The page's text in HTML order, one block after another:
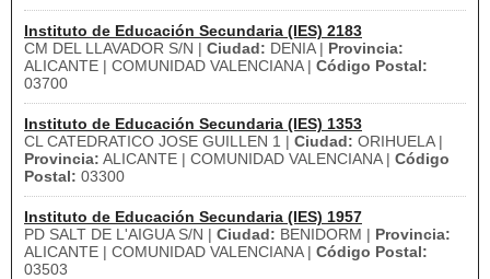
Instituto de Educación Secundaria (IES) 2183
CM DEL LLAVADOR S/N | Ciudad: DENIA | Provincia:
ALICANTE | COMUNIDAD VALENCIANA | Código Postal:
03700
Instituto de Educación Secundaria (IES) 1353
CL CATEDRATICO JOSE GUILLEN 1 | Ciudad: ORIHUELA |
Provincia: ALICANTE | COMUNIDAD VALENCIANA | Código
Postal: 03300
Instituto de Educación Secundaria (IES) 1957
PD SALT DE L'AIGUA S/N | Ciudad: BENIDORM | Provincia:
ALICANTE | COMUNIDAD VALENCIANA | Código Postal:
03503